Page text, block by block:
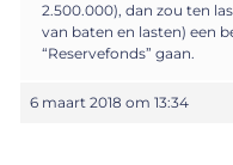
2.500.000), dan zou ten
van baten en lasten) een
“Reservefonds” gaan.
6 maart 2018 om 13:34